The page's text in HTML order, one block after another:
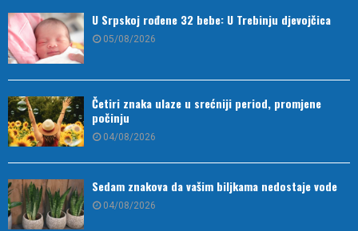
U Srpskoj rođene 32 bebe: U Trebinju djevojčica
05/08/2026
Četiri znaka ulaze u srećniji period, promjene
počinju
04/08/2026
Sedam znakova da vašim biljkama nedostaje vode
04/08/2026